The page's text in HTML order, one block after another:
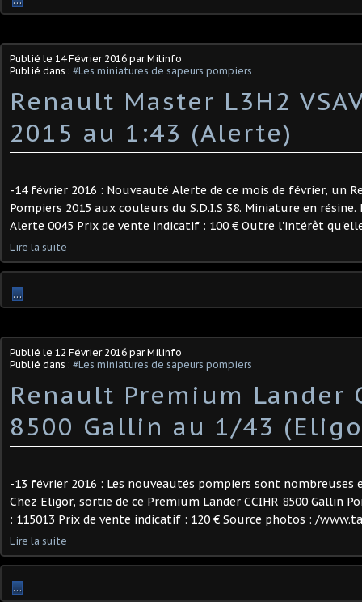
Publié le 14 Février 2016 par Milinfo
Publié dans : #Les miniatures de sapeurs pompiers
Renault Master L3H2
2015 au 1:43 (Alerte)
-14 février 2016 : Nouveauté Alerte de ce mois de février, un
Pompiers 2015 aux couleurs du S.D.I.S 38. Miniature en résine.
Alerte 0045 Prix de vente indicatif : 100 € Outre l'intérêt
Lire la suite
…
Publié le 12 Février 2016 par Milinfo
Publié dans : #Les miniatures de sapeurs pompiers
Renault Premium Lander
8500 Gallin au 1/43
-13 février 2016 : Les nouveautés pompiers sont nombreuses
Chez Eligor, sortie de ce Premium Lander CCIHR 8500 Gallin
: 115013 Prix de vente indicatif : 120 € Source photos : /
Lire la suite
…